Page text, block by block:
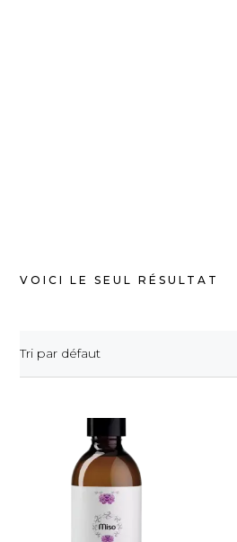
VOICI LE SEUL RÉSULTAT
Tri par défaut